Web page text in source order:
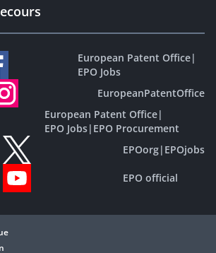
European Patent Office|
EPO Jobs
EuropeanPatentOffice
European Patent Office|
EPO Jobs| EPO Procurement
EPOorg| EPOjobs
EPO official